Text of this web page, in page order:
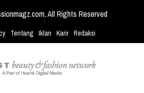
All Rights Reserved
Tentang Iklan Karir Redaksi